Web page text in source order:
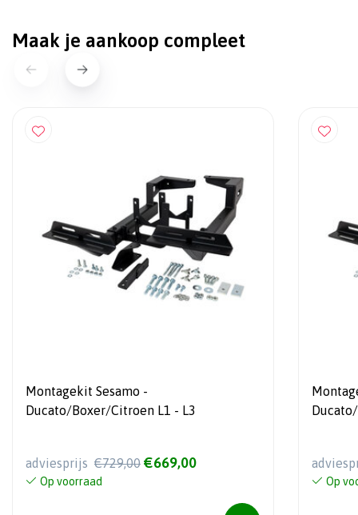
Maak je aankoop compleet
Montagekit Sesamo -
Ducato/Boxer/Citroen L1 - L3
adviesprijs €729,00 €669,00
Op voorraad Op